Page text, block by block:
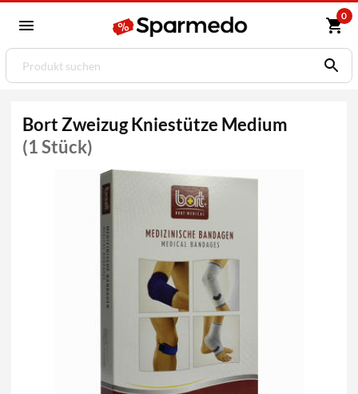
0
Bort Zweizug Kniestütze Medium
(1 Stück)